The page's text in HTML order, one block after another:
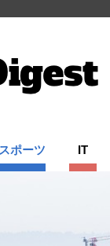
スポーツ IT